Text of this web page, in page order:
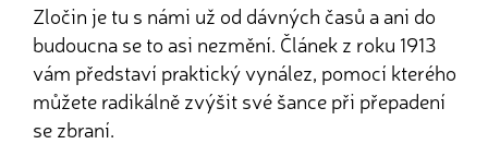
Zločin je tu s námi už od dávných časů a ani do
budoucna se to asi nezmění. Článek z roku 1913
vám představí praktický vynález, pomocí kterého
můžete radikálně zvýšit své šance při přepadení
se zbraní.